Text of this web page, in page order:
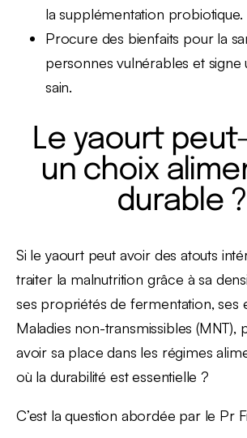
la supplémentation probiotique.
Procure des bienfaits pour la
personnes vulnérables et signe
sain.
Le yaourt
un choix
durable ?
Si le yaourt peut avoir des atouts
traiter la malnutrition grâce à sa
ses propriétés de fermentation, ses
Maladies non-transmissibles (MNT),
avoir sa place dans les régimes
où la durabilité est essentielle ?
C’est la question abordée par le Pr